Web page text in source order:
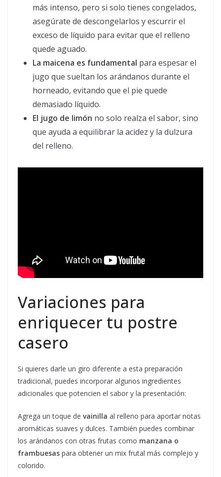
más intenso, pero si solo tienes congelados,
asegúrate de descongelarlos y escurrir el
exceso de líquido para evitar que el relleno
quede aguado.
La maicena es fundamental para espesar el
jugo que sueltan los arándanos durante el
horneado, evitando que el pie quede
demasiado líquido.
El jugo de limón no solo realza el sabor, sino
que ayuda a equilibrar la acidez y la dulzura
del relleno.
Variaciones para
enriquecer tu postre
casero
Si quieres darle un giro diferente a esta preparación
tradicional, puedes incorporar algunos ingredientes
adicionales que potencien el sabor y la presentación:
Agrega un toque de vainilla al relleno para aportar notas
aromáticas suaves y dulces. También puedes combinar
los arándanos con otras frutas como manzana o
frambuesas para obtener un mix frutal más complejo y
colorido.